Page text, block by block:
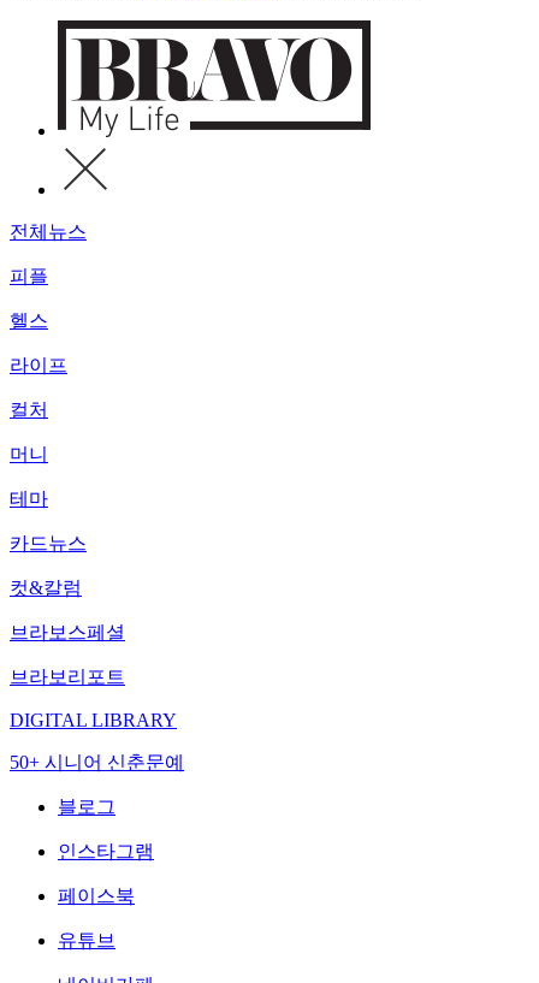
전체뉴스
피플
헬스
라이프
컬처
머니
테마
카드뉴스
컷&칼럼
브라보스페셜
브라보리포트
DIGITAL LIBRARY
50+ 시니어 신춘문예
블로그
인스타그램
페이스북
유튜브